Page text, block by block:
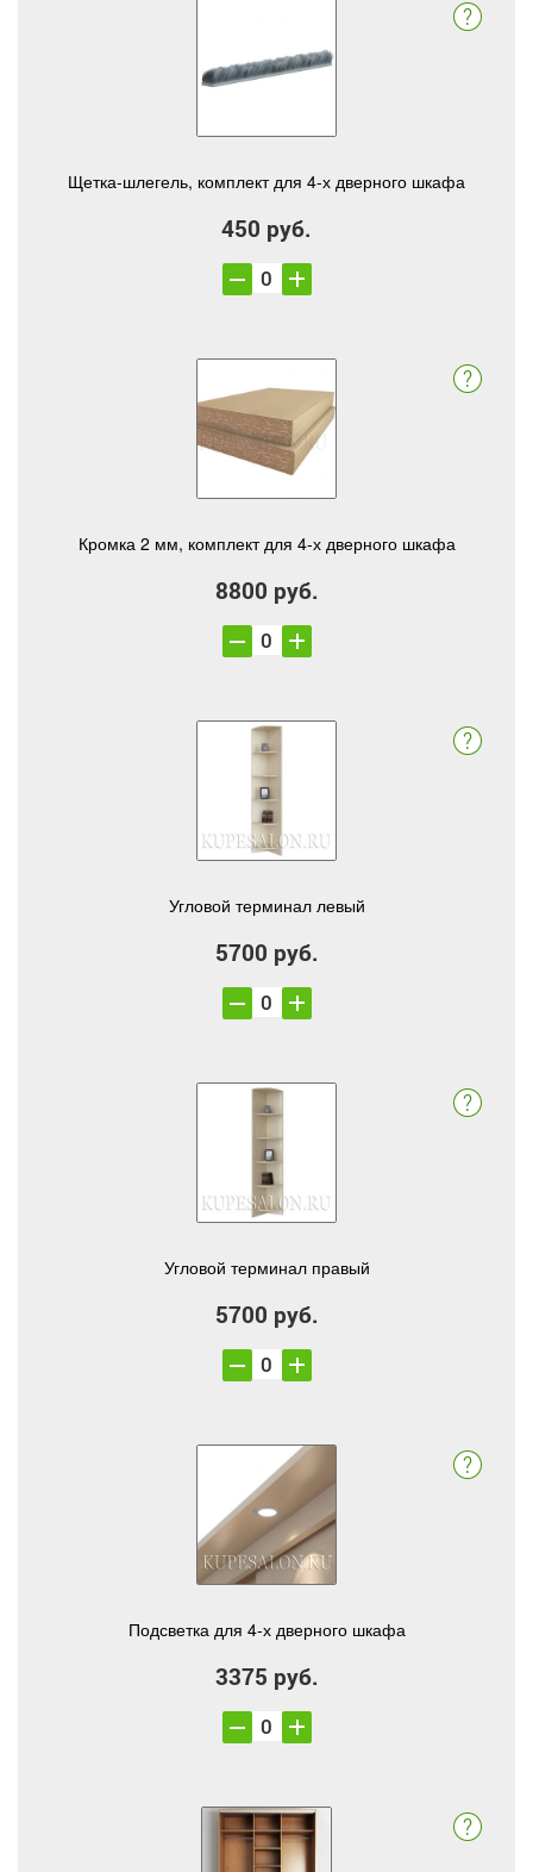
Щетка-шлегель, комплект для 4-х дверного шкафа
450 руб.
Кромка 2 мм, комплект для 4-х дверного шкафа
8800 руб.
Угловой терминал левый
5700 руб.
Угловой терминал правый
5700 руб.
Подсветка для 4-х дверного шкафа
3375 руб.